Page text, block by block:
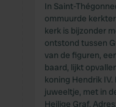
In Saint-
ommuurde
kerk is bijzonder
ontstond tussen
van de figuren,
baard, lijkt
koning Hendrik
juweeltje, met in
Heilige Graf.